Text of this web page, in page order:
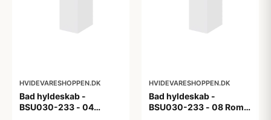
HVIDEVARESHOPPEN.DK
Bad hyldeskab -
BSU030-233 - 04
HVIDEVARESHOPPEN.DK
Bad hyldeskab -
BSU030-233 - 08 Roma